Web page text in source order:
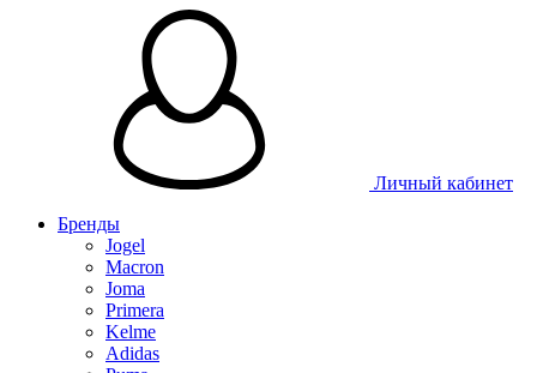
Личный кабинет
Бренды
Jogel
Macron
Joma
Primera
Kelme
Adidas
Таблица размеров